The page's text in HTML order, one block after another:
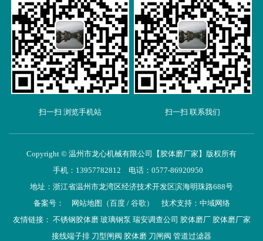
扫一扫 浏览手机站 扫一扫 联系我们
Copyright © 温州市龙心机械有限公司【胶体磨厂家】版权所有
手机：13957782812 电话：0577-86920950
地址：浙江省温州市龙湾区经济技术开发区滨海明珠路688号
备案号：
网站地图 （百度/ 谷歌 ） 技术支持： 中域网络
友情链接： 不锈钢胶体磨 玻璃钢泵 瑞安调查公司 胶体磨厂 胶体磨厂家
接线端子排 刀型闸阀 胶体磨 刀闸阀 管道过滤器